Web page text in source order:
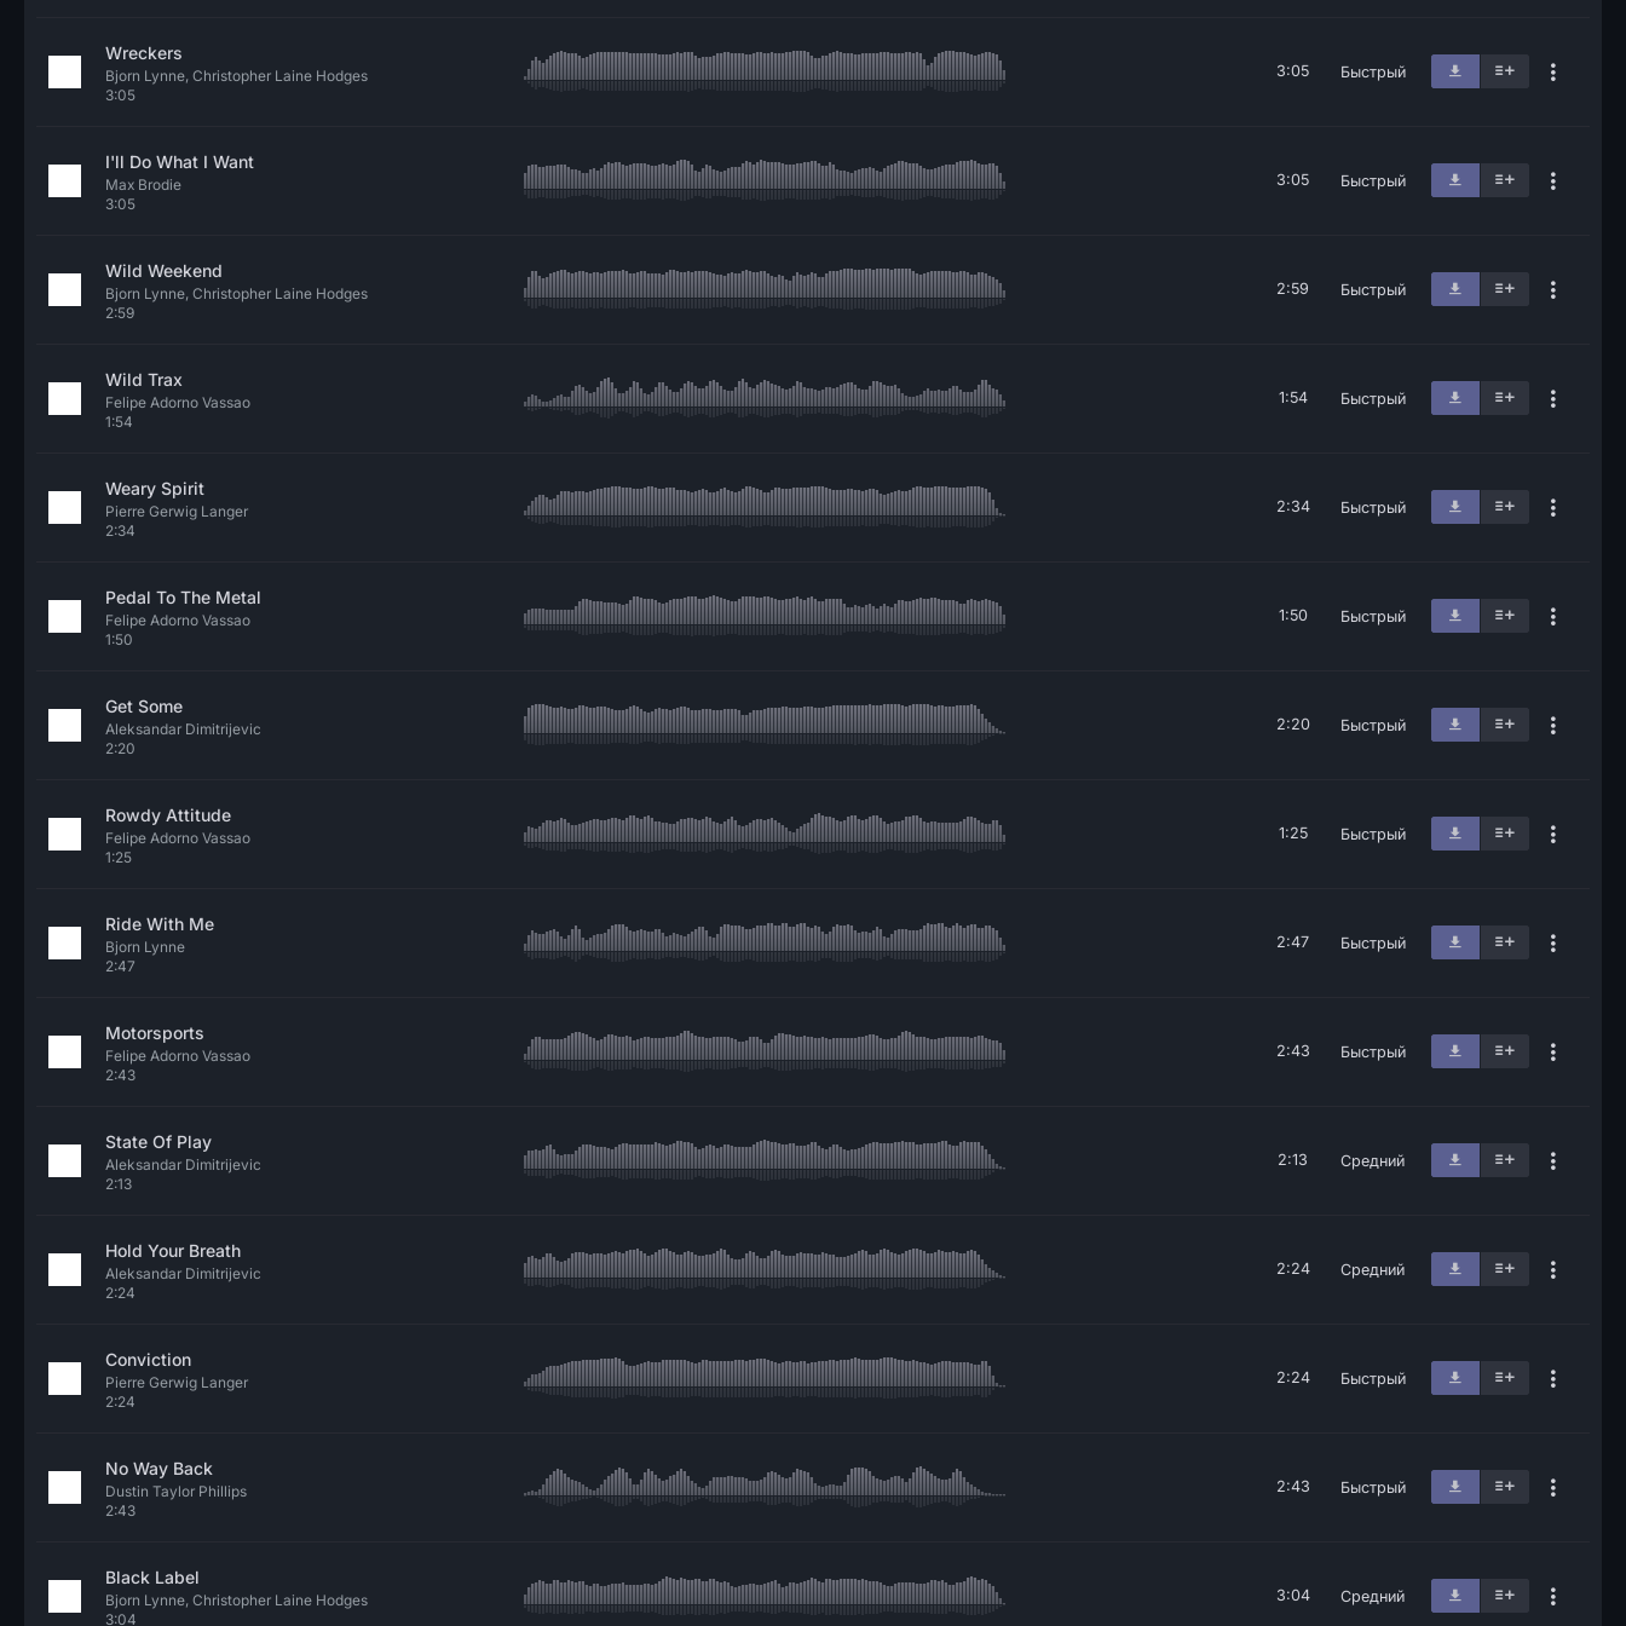
Wreckers
Bjorn Lynne, Christopher Laine Hodges
3:05
3:05 Быстрый
I'll Do What I Want
Max Brodie
3:05
3:05 Быстрый
Wild Weekend
Bjorn Lynne, Christopher Laine Hodges
2:59
2:59 Быстрый
Wild Trax
Felipe Adorno Vassao
1:54
1:54 Быстрый
Weary Spirit
Pierre Gerwig Langer
2:34
2:34 Быстрый
Pedal To The Metal
Felipe Adorno Vassao
1:50
1:50 Быстрый
Get Some
Aleksandar Dimitrijevic
2:20
2:20 Быстрый
Rowdy Attitude
Felipe Adorno Vassao
1:25
1:25 Быстрый
Ride With Me
Bjorn Lynne
2:47
2:47 Быстрый
Motorsports
Felipe Adorno Vassao
2:43
2:43 Быстрый
State Of Play
Aleksandar Dimitrijevic
2:13
2:13 Средний
Hold Your Breath
Aleksandar Dimitrijevic
2:24
2:24 Средний
Conviction
Pierre Gerwig Langer
2:24
2:24 Быстрый
No Way Back
Dustin Taylor Phillips
2:43
2:43 Быстрый
Black Label
Bjorn Lynne, Christopher Laine Hodges
3:04
3:04 Средний